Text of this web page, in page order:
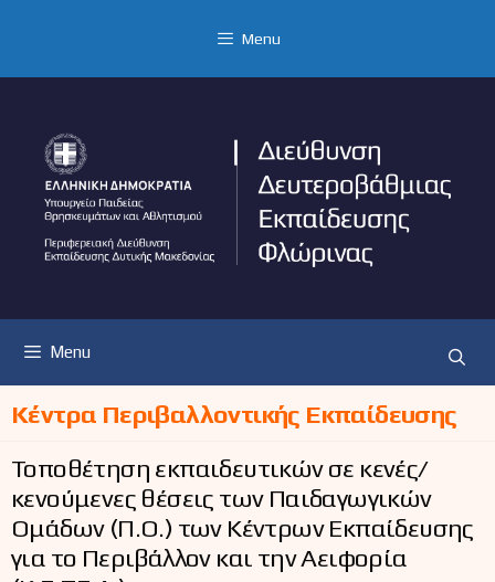
Menu
Menu
Κέντρα Περιβαλλοντικής Εκπαίδευσης
Τοποθέτηση εκπαιδευτικών σε κενές/
κενούμενες θέσεις των Παιδαγωγικών
Ομάδων (Π.Ο.) των Κέντρων Εκπαίδευσης
για το Περιβάλλον και την Αειφορία